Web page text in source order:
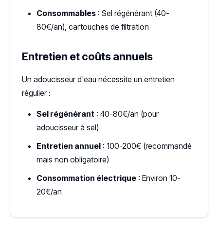
Consommables : Sel régénérant (40-
80€/an), cartouches de filtration
Entretien et coûts annuels
Un adoucisseur d'eau nécessite un entretien
régulier :
Sel régénérant : 40-80€/an (pour
adoucisseur à sel)
Entretien annuel : 100-200€ (recommandé
mais non obligatoire)
Consommation électrique : Environ 10-
20€/an